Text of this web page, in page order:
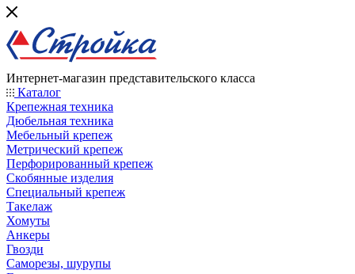
Интернет-магазин представительского класса
Каталог
Крепежная техника
Дюбельная техника
Мебельный крепеж
Метрический крепеж
Перфорированный крепеж
Скобянные изделия
Специальный крепеж
Такелаж
Хомуты
Анкеры
Гвозди
Саморезы, шурупы